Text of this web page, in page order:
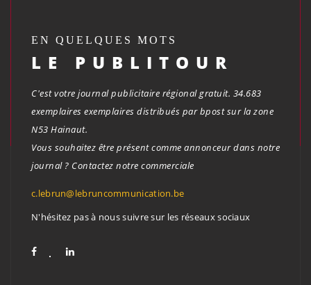
EN QUELQUES MOTS
LE PUBLITOUR
C'est votre journal publicitaire régional gratuit. 34.683
exemplaires exemplaires distribués par bpost sur la zone
N53 Hainaut.
Vous souhaitez être présent comme annonceur dans notre
journal ? Contactez notre commerciale
c.lebrun@lebruncommunication.be
N'hésitez pas à nous suivre sur les réseaux sociaux